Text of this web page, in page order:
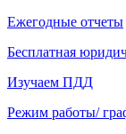
Ежегодные отчеты
Бесплатная
Изучаем ПДД
Режим работы/